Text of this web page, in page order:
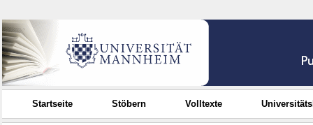
Startseite Stöbern Volltexte